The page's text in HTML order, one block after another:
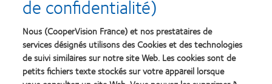
journalières, à usage unique, ne doivent être portées qu’une seule fois et jetées après chaque
utilisation. Ne pas dormir avec. Veuillez lire attentivement les instructions figurant sur la
notice et l’étiquetage. Pour les informations relatives à la sécurité du dispositif,
réglementations locales, précautions, indications, contre-indications et avertissements,
veuillez consulter la notice d'utilisation. Le port de lentilles de contact est possible sous
réserve de non-contre-indication médicale au port de lentilles et soumis à une prescription
médicale. Dispositifs médicaux de classe IIa. Ces dispositifs médicaux sont des produits de
de confidentialité)
Nous (CooperVision France) et nos prestataires de
services désignés utilisons des Cookies et des technologies
de suivi similaires sur notre site Web. Les cookies sont de
petits fichiers texte stockés sur votre appareil lorsque